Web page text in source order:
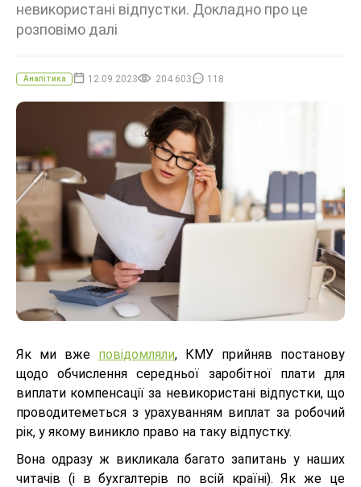
невикористані відпустки. Докладно про це
розповімо далі
Аналітика 12.09.2023 204 603 118
Як ми вже повідомляли, КМУ прийняв постанову
щодо обчислення середньої заробітної плати для
виплати компенсації за невикористані відпустки, що
проводитеметься з урахуванням виплат за робочий
рік, у якому виникло право на таку відпустку.
Вона одразу ж викликала багато запитань у наших
читачів (і в бухгалтерів по всій країні). Як же це